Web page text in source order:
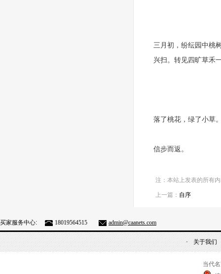
三月初，纷纭园中桃
兴扫。转见四旷草禾
落了桃花，绿了小草
信步而返。
注：本站上发表的所有
上一篇： 自序
买家服务中心: 18019564515 admin@caanets.com
关于我们
当代